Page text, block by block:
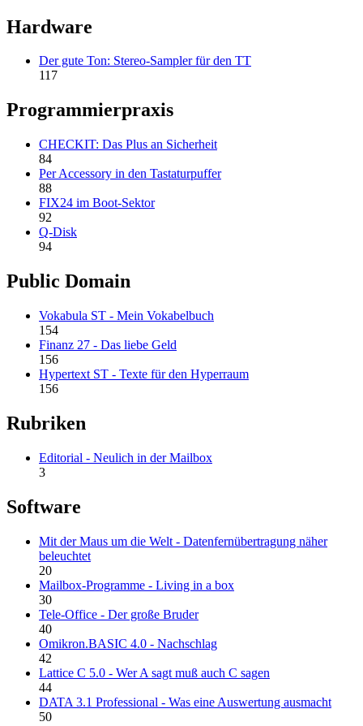
Hardware
Der gute Ton: Stereo-Sampler für den TT
117
Programmierpraxis
CHECKIT: Das Plus an Sicherheit
84
Per Accessory in den Tastaturpuffer
88
FIX24 im Boot-Sektor
92
Q-Disk
94
Public Domain
Vokabula ST - Mein Vokabelbuch
154
Finanz 27 - Das liebe Geld
156
Hypertext ST - Texte für den Hyperraum
156
Rubriken
Editorial - Neulich in der Mailbox
3
Software
Mit der Maus um die Welt - Datenfernübertragung näher
beleuchtet
20
Mailbox-Programme - Living in a box
30
Tele-Office - Der große Bruder
40
Omikron.BASIC 4.0 - Nachschlag
42
Lattice C 5.0 - Wer A sagt muß auch C sagen
44
DATA 3.1 Professional - Was eine Auswertung ausmacht
50